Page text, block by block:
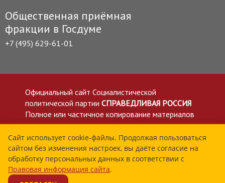
Общественная приёмная
фракции в Госдуме
+7 (495) 629-61-01
Официальный сайт Социалистической
политической партии СПРАВЕДЛИВАЯ РОССИЯ
Полное или частичное копирование материалов
приветствуется со ссылкой на сайт spravedlivo.ru
Политика в отношении обработки персональных
данных
Все материалы сайта spravedlivo.ru доступны по
лицензии Creative Commons Attribution 4.0 International
Сайт использует cookie-файлы. Продолжая пользоваться
сайтом без изменения настроек, вы даёте согласие на
обработку персональных данных в соответствии с
Правовая информация сайта.